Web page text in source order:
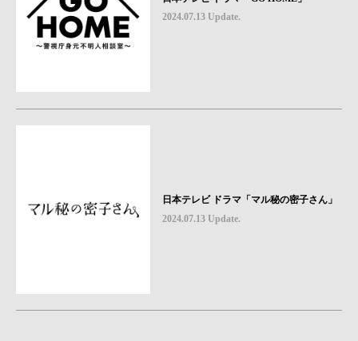
2024.07.13 Update.
日本テレビ ドラマ「マル秘の密子さん」
2024.07.13 Update.